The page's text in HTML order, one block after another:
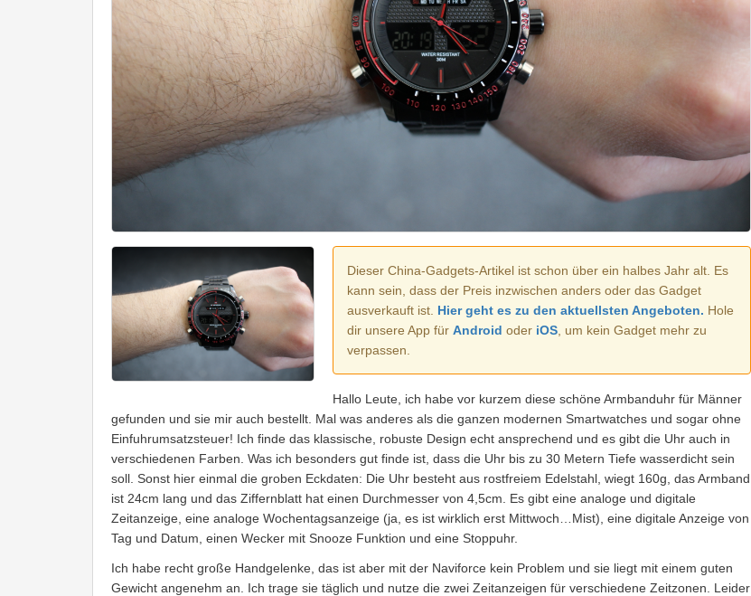
Dieser China-Gadgets-Artikel ist schon über ein halbes Jahr alt. Es
kann sein, dass der Preis inzwischen anders oder das Gadget
ausverkauft ist. Hier geht es zu den aktuellsten Angeboten. Hole
dir unsere App für Android oder iOS , um kein Gadget mehr zu
verpassen.
Hallo Leute, ich habe vor kurzem diese schöne Armbanduhr für Männer
gefunden und sie mir auch bestellt. Mal was anderes als die ganzen modernen Smartwatches und sogar ohne
Einfuhrumsatzsteuer! Ich finde das klassische, robuste Design echt ansprechend und es gibt die Uhr auch in
verschiedenen Farben. Was ich besonders gut finde ist, dass die Uhr bis zu 30 Metern Tiefe wasserdicht sein
soll. Sonst hier einmal die groben Eckdaten: Die Uhr besteht aus rostfreiem Edelstahl, wiegt 160g, das Armband
ist 24cm lang und das Ziffernblatt hat einen Durchmesser von 4,5cm. Es gibt eine analoge und digitale
Zeitanzeige, eine analoge Wochentagsanzeige (ja, es ist wirklich erst Mittwoch…Mist), eine digitale Anzeige von
Tag und Datum, einen Wecker mit Snooze Funktion und eine Stoppuhr.
Ich habe recht große Handgelenke, das ist aber mit der Naviforce kein Problem und sie liegt mit einem guten
Gewicht angenehm an. Ich trage sie täglich und nutze die zwei Zeitanzeigen für verschiedene Zeitzonen. Leider